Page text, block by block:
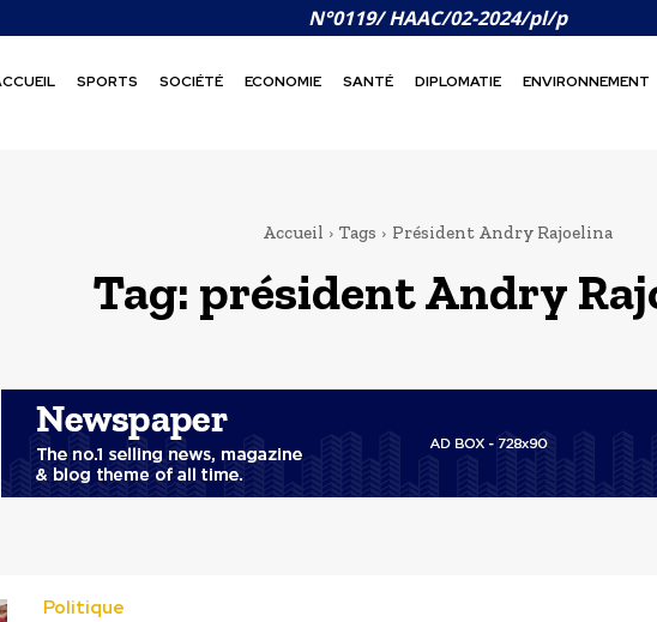
N°0119/ HAAC/02-2024/pl/p
SPORTS SOCIÉTÉ ECONOMIE SANTÉ DIPLOMATIE ENVIRONNEMENT
Accueil Tags Président Andry Rajoelina
Tag: président Andry
Politique